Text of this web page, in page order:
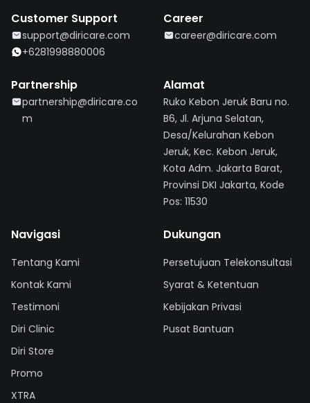
Customer Support
support@diricare.com
+6281998880006
Career
career@diricare.com
Partnership
partnership@diricare.co
m
Alamat
Ruko Kebon Jeruk Baru no.
B6, Jl. Arjuna Selatan,
Desa/Kelurahan Kebon
Jeruk, Kec. Kebon Jeruk,
Kota Adm. Jakarta Barat,
Provinsi DKI Jakarta, Kode
Pos: 11530
Navigasi
Tentang Kami
Kontak Kami
Testimoni
Diri Clinic
Diri Store
Promo
XTRA
Dukungan
Persetujuan Telekonsultasi
Syarat & Ketentuan
Kebijakan Privasi
Pusat Bantuan